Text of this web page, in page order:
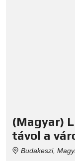
(Magyar)
távol a
Budakeszi,